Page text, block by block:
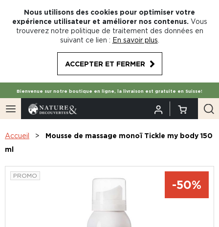
Nous utilisons des cookies pour optimiser votre
expérience utilisateur et améliorer nos contenus. Vous
trouverez notre politique de traitement des données en
suivant ce lien : En savoir plus
ACCEPTER ET FERMER
Bienvenue sur notre boutique en ligne, la livraison est gratuite en Suisse!
Accueil
Mousse de massage monoï Tickle my body 150
ml
PROMO
-50%